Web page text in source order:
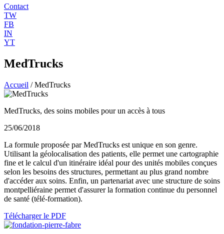
Contact
TW
FB
IN
YT
MedTrucks
Accueil /MedTrucks
MedTrucks, des soins mobiles pour un accès à tous
25/06/2018
La formule proposée par MedTrucks est unique en son genre.
Utilisant la géolocalisation des patients, elle permet une cartographie
fine et le calcul d'un itinéraire idéal pour des unités mobiles conçues
selon les besoins des structures, permettant au plus grand nombre
d'accéder aux soins. Enfin, un partenariat avec une structure de soins
montpelliéraine permet d'assurer la formation continue du personnel
de santé (télé-formation).
Télécharger le PDF